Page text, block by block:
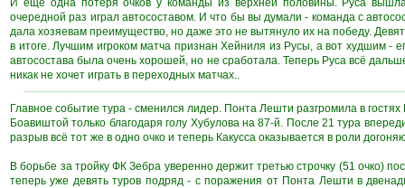
И ещё одна потеря очков у команды из верхней половины. Руса
очередной раз играл автосоставом. И что бы вы думали - команда с
дала хозяевам преимущество, но даже это не вытянуло их на победу.
в итоге. Лучшим игроком матча признан Хейниля из Русы, а вот худшим -
автосостава была очень хорошей, но не сработала. Теперь Руса всё
никак не хочет играть в переходных матчах..
Главное событие тура - сменился лидер. Понта Лешти разгромила в
Боавиштой только благодаря голу Хубулова на 87-й. После 21 тура
разрыв всё тот же в одно очко и теперь Какусса оказывается в роли
В борьбе за тройку ФК Зебра уверенно держит третью строчку (51 очко)
теперь уже девять туров подряд - с поражения от Понта Лешти в